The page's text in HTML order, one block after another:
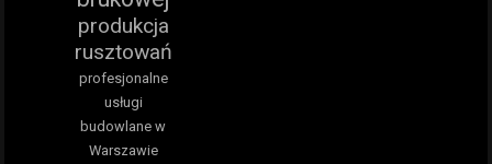
produkcja
rusztowań
profesjonalne
usługi
budowlane w
Warszawie